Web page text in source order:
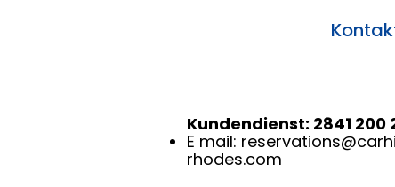
Kundendienst: 2841 200
E mail:
rhodes.com